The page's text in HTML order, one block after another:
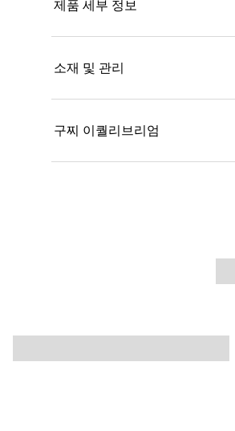
제품 세부 정보
소재 및 관리
구찌 이퀄리브리엄